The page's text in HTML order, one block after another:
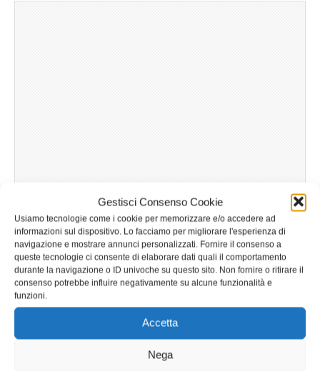
Gestisci Consenso Cookie
Usiamo tecnologie come i cookie per memorizzare e/o accedere ad
informazioni sul dispositivo. Lo facciamo per migliorare l'esperienza di
navigazione e mostrare annunci personalizzati. Fornire il consenso a
queste tecnologie ci consente di elaborare dati quali il comportamento
durante la navigazione o ID univoche su questo sito. Non fornire o ritirare il
consenso potrebbe influire negativamente su alcune funzionalità e
funzioni.
Accetta
Nega